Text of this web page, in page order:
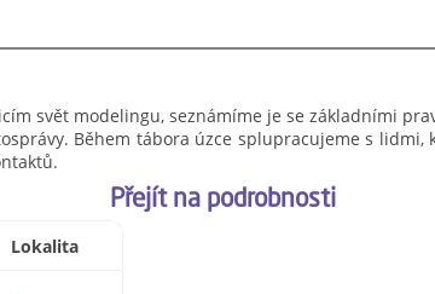
svět modelingu, seznámíme je se základními
Během tábora úzce splupracujeme s
Přejít na podrobnosti
Lokalita